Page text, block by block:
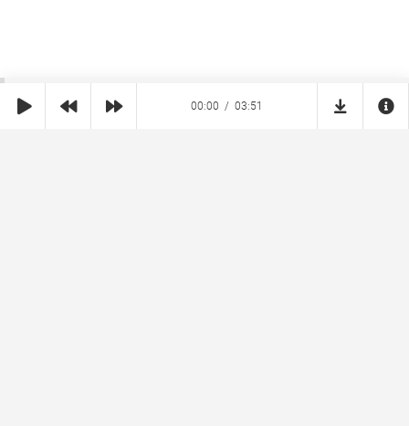
00:00 03:51